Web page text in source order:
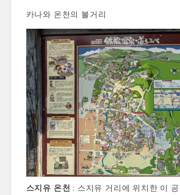
카나와 온천의 볼거리
스지유 온천 : 스지유 거리에 위치한 이